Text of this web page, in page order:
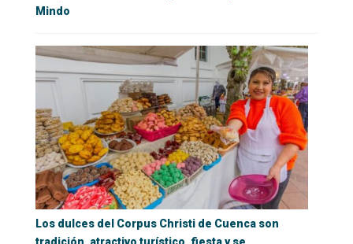
Mindo
Los dulces del Corpus Christi de Cuenca son
tradición, atractivo turístico, fiesta y se